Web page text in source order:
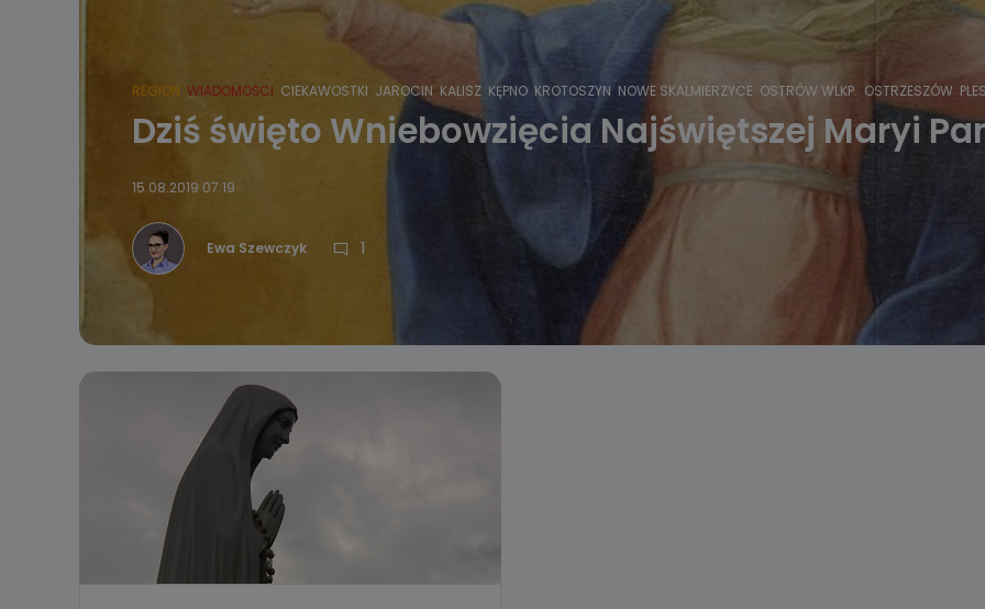
REGION WIADOMOŚCI CIEKAWOSTKI JAROCIN KALISZ KĘPNO KROTOSZYN NOWE SKALMIERZYCE OSTRÓW WLKP. OSTRZESZÓW
Dziś święto Wniebowzięcia Najświętszej Maryi
15.08.2019 07:19
Ewa Szewczyk 1